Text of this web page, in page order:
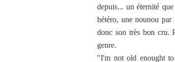
depuis... un éternité
hétéro, une nounou par
donc son très bon cru.
genre.
"I'm not old enought